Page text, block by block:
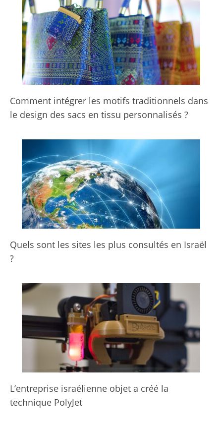
Comment intégrer les motifs traditionnels dans
le design des sacs en tissu personnalisés ?
Quels sont les sites les plus consultés en Israël
?
L’entreprise israélienne objet a créé la
technique PolyJet